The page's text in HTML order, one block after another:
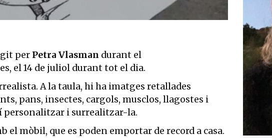
per Petra Vlasman durant el
el 14 de juliol durant tot el dia.
A la taula, hi ha imatges retallades
pans, insectes, cargols, musclos, llagostes i
personalitzar i surrealitzar-la.
mòbil, que es poden emportar de record a casa.